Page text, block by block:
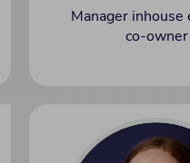
Manager inhouse
co-owner